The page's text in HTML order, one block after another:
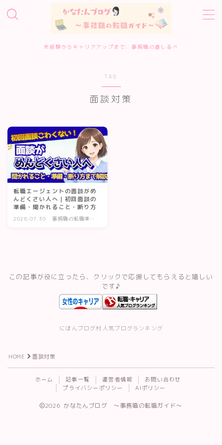
未経験からキャリアアップまで、事務職の道しるべ
事務職転職サービス診断
転職エージェント10選
転職準備・進め方
エージェント・サイトの評判
履歴書・面接対策
Follow Me
TAG
面談対策
転職エージェントの面談がめ
んどくさい人へ｜初回面談の
準備・聞かれること・断り方
2026.07.30
事務職の転職準
この記事が役に立ったら、クリックで応援してもらえると嬉しい
です♪
にほんブログ村 人気ブログランキング
HOME 面談対策
ホーム 記事一覧 運営者情報
お問い合わせ
プライバシーポリシー
AIポリシー
2026 かなたんブログ 〜事務職の転職ガイド〜